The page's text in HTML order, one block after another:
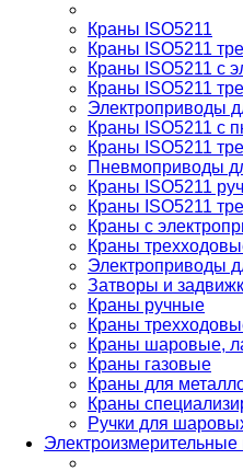
Краны ISO5211
Краны ISO5211
Краны ISO5211 с
Краны ISO5211
Электроприводы
Краны ISO5211 с
Краны ISO5211
Пневмоприводы
Краны ISO5211
Краны ISO5211
Краны с
Краны
Электроприводы
Затворы и
Краны ручные
Краны
Краны шаровые,
Краны газовые
Краны для
Краны
Ручки для